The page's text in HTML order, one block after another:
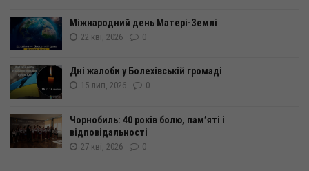
Міжнародний день Матері-Землі
22 кві, 2026 0
Дні жалоби у Болехівській громаді
15 лип, 2026 0
Чорнобиль: 40 років болю, пам’яті і
відповідальності
27 кві, 2026 0